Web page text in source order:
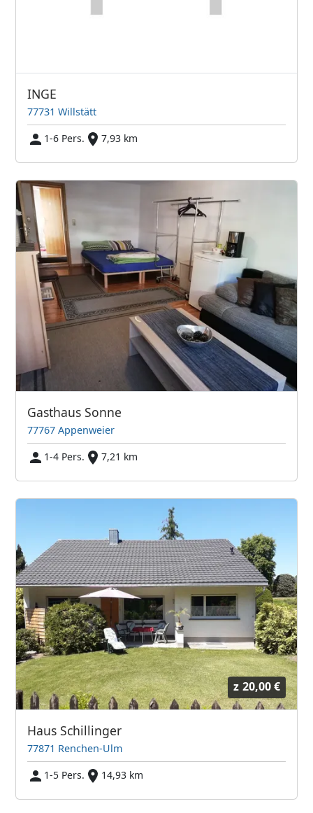
INGE
77731 Willstätt
1-6 Pers.
7,93 km
Gasthaus Sonne
77767 Appenweier
1-4 Pers.
7,21 km
z 20,00 €
Haus Schillinger
77871 Renchen-Ulm
1-5 Pers.
14,93 km